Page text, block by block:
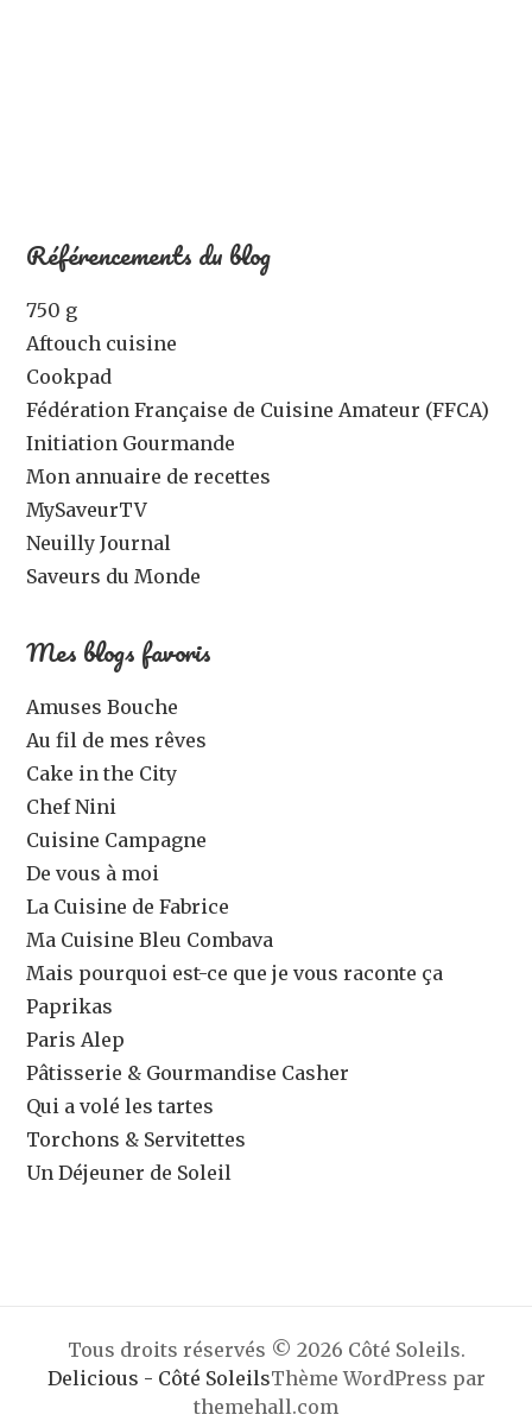
Référencements du blog
750 g
Aftouch cuisine
Cookpad
Fédération Française de Cuisine Amateur (FFCA)
Initiation Gourmande
Mon annuaire de recettes
MySaveurTV
Neuilly Journal
Saveurs du Monde
Mes blogs favoris
Amuses Bouche
Au fil de mes rêves
Cake in the City
Chef Nini
Cuisine Campagne
De vous à moi
La Cuisine de Fabrice
Ma Cuisine Bleu Combava
Mais pourquoi est-ce que je vous raconte ça
Paprikas
Paris Alep
Pâtisserie & Gourmandise Casher
Qui a volé les tartes
Torchons & Servitettes
Un Déjeuner de Soleil
Tous droits réservés © 2026 Côté Soleils.
Delicious - Côté SoleilsThème WordPress par
themehall.com